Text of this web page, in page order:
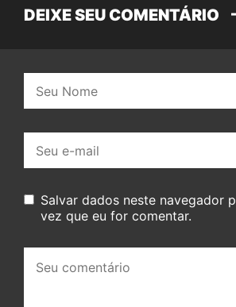
DEIXE SEU COMENTÁRIO
mail:
Salvar dados neste navegador
vez que eu for comentar.
comentário: